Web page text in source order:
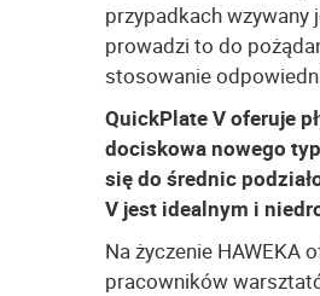
przypadkach
prowadzi to do
stosowanie
QuickPlate V oferuje
dociskowa nowego
się do średnic
V jest idealnym i
Na życzenie HAWEKA
pracowników